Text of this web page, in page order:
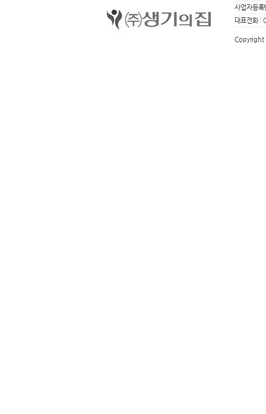
사업자등
대표전화 :
Copyright